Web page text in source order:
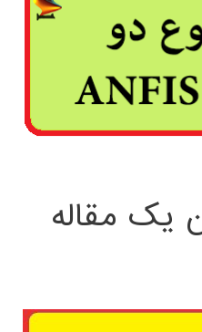
یک مقاله